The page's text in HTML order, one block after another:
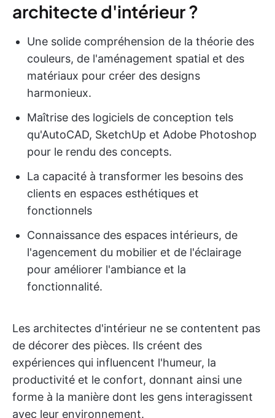
architecte d'intérieur ?
Une solide compréhension de la théorie des
couleurs, de l'aménagement spatial et des
matériaux pour créer des designs
harmonieux.
Maîtrise des logiciels de conception tels
qu'AutoCAD, SketchUp et Adobe Photoshop
pour le rendu des concepts.
La capacité à transformer les besoins des
clients en espaces esthétiques et
fonctionnels
Connaissance des espaces intérieurs, de
l'agencement du mobilier et de l'éclairage
pour améliorer l'ambiance et la
fonctionnalité.
Les architectes d'intérieur ne se contentent pas
de décorer des pièces. Ils créent des
expériences qui influencent l'humeur, la
productivité et le confort, donnant ainsi une
forme à la manière dont les gens interagissent
avec leur environnement.